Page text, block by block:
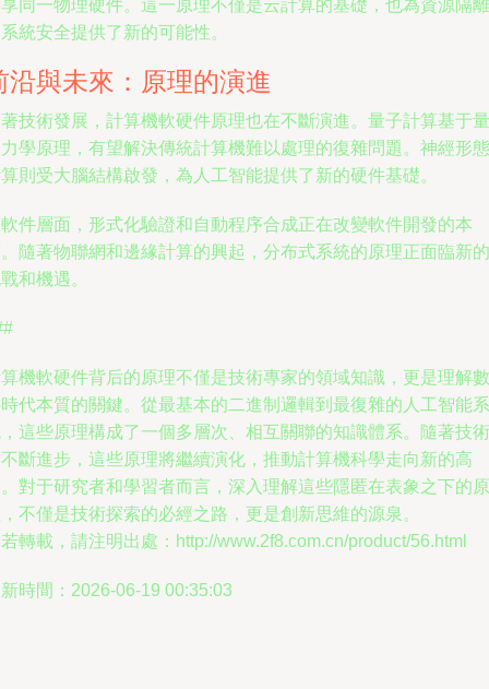
同一物理硬件。這一原理不僅是云計算的基礎，也為資源隔離
統安全提供了新的可能性。
沿與未來：原理的演進
技術發展，計算機軟硬件原理也在不斷演進。量子計算基于量
學原理，有望解決傳統計算機難以處理的復雜問題。神經形態
則受大腦結構啟發，為人工智能提供了新的硬件基礎。
件層面，形式化驗證和自動程序合成正在改變軟件開發的本
隨著物聯網和邊緣計算的興起，分布式系統的原理正面臨新的
和機遇。
機軟硬件背后的原理不僅是技術專家的領域知識，更是理解數
代本質的關鍵。從最基本的二進制邏輯到最復雜的人工智能系
這些原理構成了一個多層次、相互關聯的知識體系。隨著技術
斷進步，這些原理將繼續演化，推動計算機科學走向新的高
對于研究者和學習者而言，深入理解這些隱匿在表象之下的原
不僅是技術探索的必經之路，更是創新思維的源泉。
轉載，請注明出處：http://www.2f8.com.cn/product/56.html
時間：2026-06-19 00:35:03